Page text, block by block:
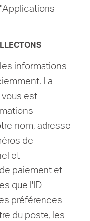
informations
La
est
nom, adresse
de
et
paiement et
que l'ID
préférences
du poste, les